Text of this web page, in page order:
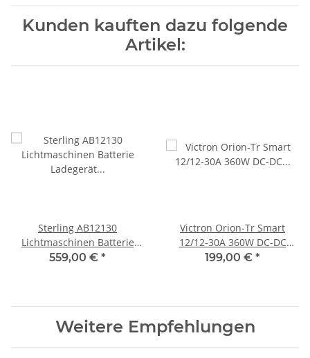
Kunden kauften dazu folgende
Artikel:
Sterling AB12130
Lichtmaschinen Batterie
Ladegerät 12V 130A
559,00 € *
Victron Orion-Tr Smart
12/12-30A 360W DC-DC
Ladegerät nicht isoliert
199,00 € *
Weitere Empfehlungen